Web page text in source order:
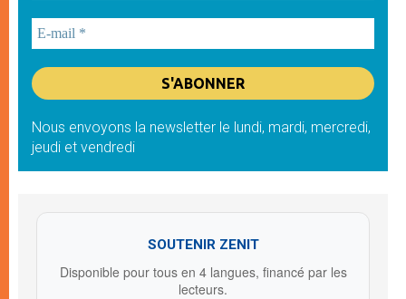
Nous envoyons la newsletter le lundi, mardi, mercredi,
jeudi et vendredi
SOUTENIR ZENIT
Disponible pour tous en 4 langues, financé par les
lecteurs.